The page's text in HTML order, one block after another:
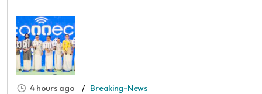
4 hours ago Breaking-News